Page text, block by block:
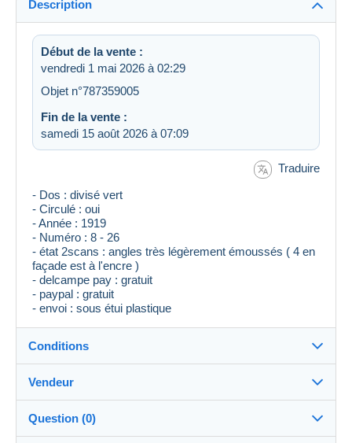
Description
Début de la vente :
vendredi 1 mai 2026 à 02:29
Objet n°787359005
Fin de la vente :
samedi 15 août 2026 à 07:09
Traduire
- Dos : divisé vert
- Circulé : oui
- Année : 1919
- Numéro : 8 - 26
- état 2scans : angles très légèrement émoussés ( 4 en
façade est à l'encre )
- delcampe pay : gratuit
- paypal : gratuit
- envoi : sous étui plastique
Conditions
Destination :
Voir la liste des pays
Expédition :
Vendeur
for100%(11883x)
Question (0)